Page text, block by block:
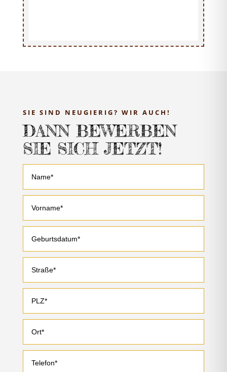
SIE SIND NEUGIERIG? WIR AUCH!
DANN BEWERBEN
SIE SICH JETZT!